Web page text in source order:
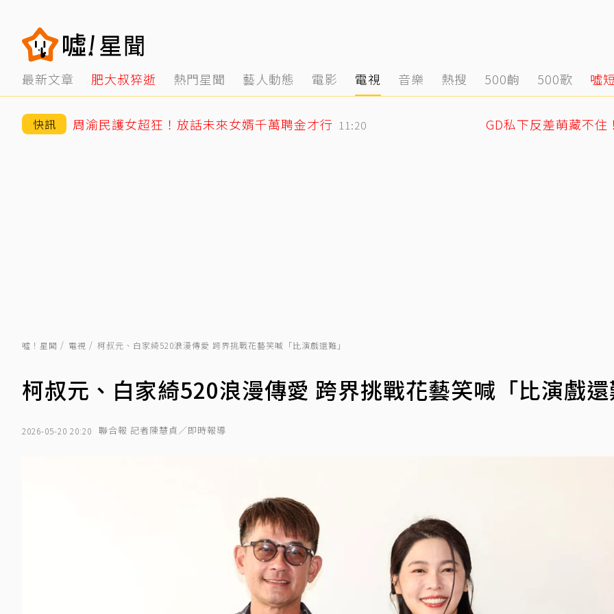
最新文章 肥大叔猝逝 熱門星聞 藝人動態 電影 電視 音樂 熱搜 500齣 500歌 噓
快訊 周渝民護女超狂！放話未來女婿千萬聘金才行 11:20
噓！星聞 電視 柯叔元、白家綺520浪漫傳愛 跨界挑戰花藝笑喊「比演戲還難」
柯叔元、白家綺520浪漫傳愛 跨界挑戰花藝笑喊「比演戲
2026-05-20 20:20 聯合報 記者陳慧貞／即時報導